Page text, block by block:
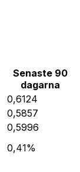
Senaste 90
dagarna
0,6124
0,5857
0,5996
0,41%